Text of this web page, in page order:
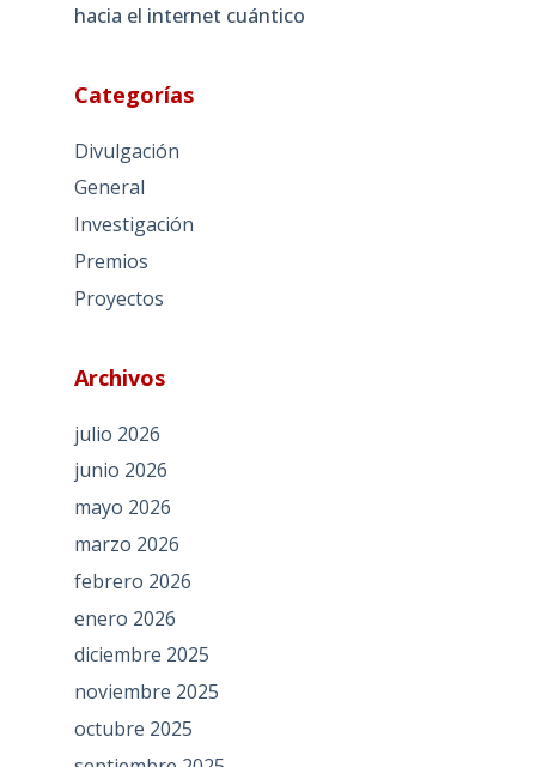
hacia el internet cuántico
Categorías
Divulgación
General
Investigación
Premios
Proyectos
Archivos
julio 2026
junio 2026
mayo 2026
marzo 2026
febrero 2026
enero 2026
diciembre 2025
noviembre 2025
octubre 2025